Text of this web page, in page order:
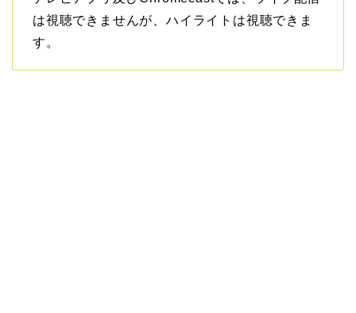
は視聴できませんが、ハイライトは視聴できま
す。